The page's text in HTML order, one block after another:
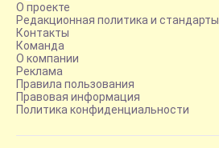
О проекте
Редакционная политика и стандарты
Контакты
Команда
О компании
Реклама
Правила пользования
Правовая информация
Политика конфиденциальности